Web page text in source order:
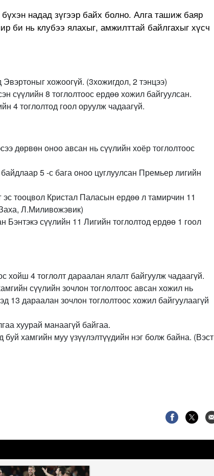
надад зүгээр байх болно. Алга ташиж баяр
би нь клубээ ялахыг, амжилттай байлгахыг хүсч
хожоогүй. (3хожигдол, 2 тэнцээ)
сүүлийн 8 тоглолтоос ердөө хожил байгуулсан.
4 тоглолтод гоол оруулж чадаагүй.
дөрвөн оноо авсан нь сүүлийн хоёр тоглолтоос
5 -с бага оноо цуглуулсан Премьер лигийн
тооцвол Кристал Паласын ердөө л тамирчин 11
Л.Миливожэвик)
Бэнтэкэ сүүлийн 11 Лигийн тоглолтод ердөө 1 гоол
хойш 4 тоглолт дараалан ялалт байгуулж чадаагүй.
сүүлийн зочлон тоглолтоос авсан хожил нь
13 дараалан зочлон тоглолтоос хожил байгуулаагүй
хуурай манаагүй байгаа.
хамгийн муу үзүүлэлтүүдийн нэг болж байна. (Вэст